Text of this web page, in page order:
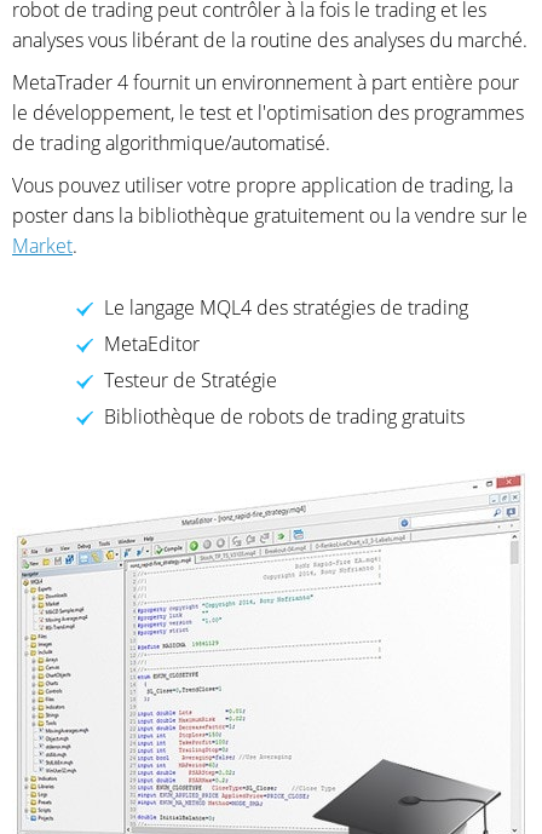
robot de trading peut contrôler à la fois le trading et les
analyses vous libérant de la routine des analyses du marché.
MetaTrader 4 fournit un environnement à part entière pour
le développement, le test et l'optimisation des programmes
de trading algorithmique/automatisé.
Vous pouvez utiliser votre propre application de trading, la
poster dans la bibliothèque gratuitement ou la vendre sur le
Market.
Le langage MQL4 des stratégies de trading
MetaEditor
Testeur de Stratégie
Bibliothèque de robots de trading gratuits